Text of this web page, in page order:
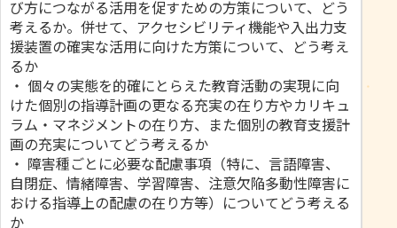
び方につながる活用を促すための方策について、どう
考えるか。併せて、アクセシビリティ機能や入出力支
援装置の確実な活用に向けた方策について、どう考え
るか
・ 個々の実態を的確にとらえた教育活動の実現に向
けた個別の指導計画の更なる充実の在り方やカリキュ
ラム・マネジメントの在り方、また個別の教育支援計
画の充実についてどう考えるか
・ 障害種ごとに必要な配慮事項（特に、言語障害、
自閉症、情緒障害、学習障害、注意欠陥多動性障害に
おける指導上の配慮の在り方等）についてどう考える
か